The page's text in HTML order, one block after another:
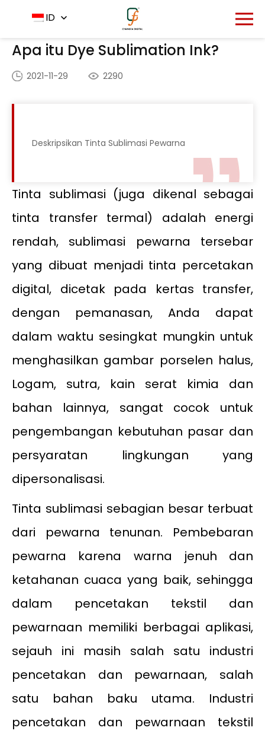
ID
Rumah - Pusat Berita Apa itu Dye Sublimation Ink?
Apa itu Dye Sublimation Ink?
2021-11-29 2290
Deskripsikan Tinta Sublimasi Pewarna
Tinta sublimasi (juga dikenal sebagai
tinta transfer termal) adalah energi
rendah, sublimasi pewarna tersebar
yang dibuat menjadi tinta percetakan
digital, dicetak pada kertas transfer,
dengan pemanasan, Anda dapat
dalam waktu sesingkat mungkin untuk
menghasilkan gambar porselen halus,
Logam, sutra, kain serat kimia dan
bahan lainnya, sangat cocok untuk
pengembangan kebutuhan pasar dan
persyaratan lingkungan yang
dipersonalisasi.
Tinta sublimasi sebagian besar terbuat
dari pewarna tenunan. Pembebaran
pewarna karena warna jenuh dan
ketahanan cuaca yang baik, sehingga
dalam pencetakan tekstil dan
pewarnaan memiliki berbagai aplikasi,
sejauh ini masih salah satu industri
pencetakan dan pewarnaan, salah
satu bahan baku utama. Industri
pencetakan dan pewarnaan tekstil